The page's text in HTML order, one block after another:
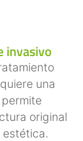
invasivo
una
original
estética.